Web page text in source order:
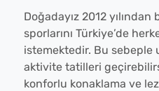
Doğadayız 2012
sporlarını Türkiye’de
istemektedir. Bu sebeple
aktivite tatilleri
konforlu konaklama ve